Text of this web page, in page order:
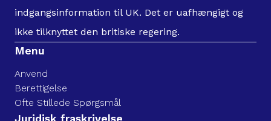
indgangsinformation til UK. Det er uafhængigt og
ikke tilknyttet den britiske regering.
Menu
Anvend
Berettigelse
Ofte Stillede Spørgsmål
Juridisk fraskrivelse